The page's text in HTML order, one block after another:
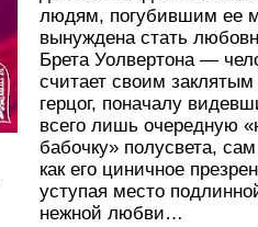
людям, погубившим ее
вынуждена стать
Брета Уолвертона —
считает своим
герцог, поначалу
всего лишь очередную
бабочку» полусвета,
как его циничное
уступая место
нежной любви…